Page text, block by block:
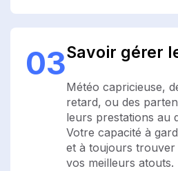
03Savoir gérer
Météo capricieuse,
retard, ou des
leurs prestations au
Votre capacité à
et à toujours
vos meilleurs atouts.